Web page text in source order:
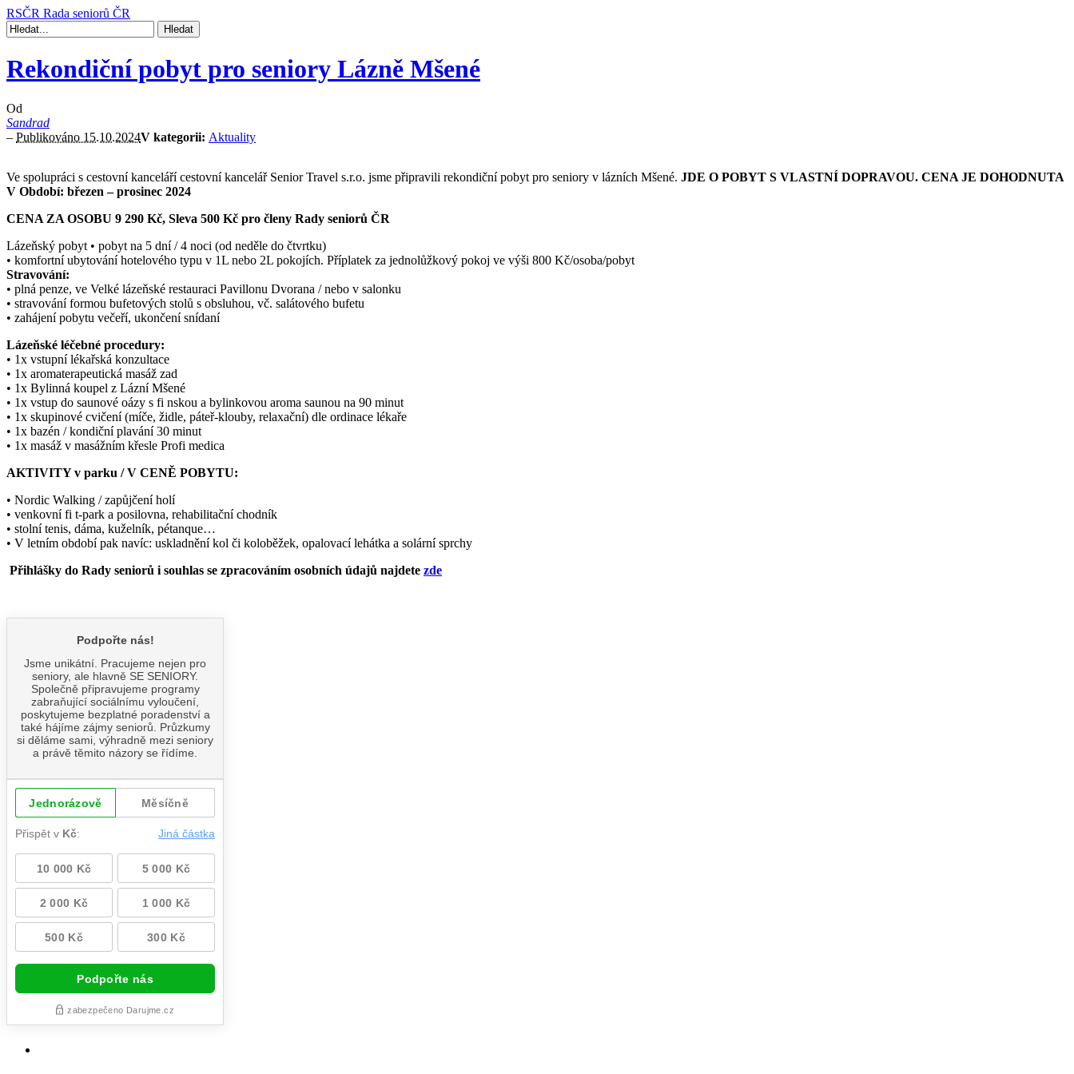
RSČR Rada seniorů ČR
Rekondiční pobyt pro seniory Lázně Mšené
Od
Sandrad
– Publikováno 15.10.2024V kategorii: Aktuality
Ve spolupráci s cestovní kanceláří cestovní kancelář Senior Travel s.r.o. jsme připravili rekondiční pobyt pro seniory v lázních Mšené. JDE O POBYT S VLASTNÍ DOPRAVOU. CENA JE DOHODNUTA
V Období: březen – prosinec 2024
CENA ZA OSOBU 9 290 Kč, Sleva 500 Kč pro členy Rady seniorů ČR
Lázeňský pobyt • pobyt na 5 dní / 4 noci (od neděle do čtvrtku)
• komfortní ubytování hotelového typu v 1L nebo 2L pokojích. Příplatek za jednolůžkový pokoj ve výši 800 Kč/osoba/pobyt
Stravování:
• plná penze, ve Velké lázeňské restauraci Pavillonu Dvorana / nebo v salonku
• stravování formou bufetových stolů s obsluhou, vč. salátového bufetu
• zahájení pobytu večeří, ukončení snídaní
Lázeňské léčebné procedury:
• 1x vstupní lékařská konzultace
• 1x aromaterapeutická masáž zad
• 1x Bylinná koupel z Lázní Mšené
• 1x vstup do saunové oázy s fi nskou a bylinkovou aroma saunou na 90 minut
• 1x skupinové cvičení (míče, židle, páteř-klouby, relaxační) dle ordinace lékaře
• 1x bazén / kondiční plavání 30 minut
• 1x masáž v masážním křesle Profi medica
AKTIVITY v parku / V CENĚ POBYTU:
• Nordic Walking / zapůjčení holí
• venkovní fi t-park a posilovna, rehabilitační chodník
• stolní tenis, dáma, kuželník, pétanque…
• V letním období pak navíc: uskladnění kol či koloběžek, opalovací lehátka a solární sprchy
Přihlášky do Rady seniorů i souhlas se zpracováním osobních údajů najdete zde